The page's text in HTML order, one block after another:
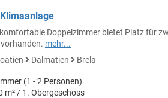
Doppelzimmer bietet Platz für
mehr...
Dalmatien Brela
(1 - 2 Personen)
m² / 1. Obergeschoss